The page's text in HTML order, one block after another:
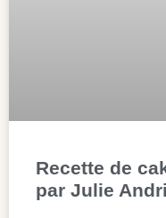
Recette de
par Julie